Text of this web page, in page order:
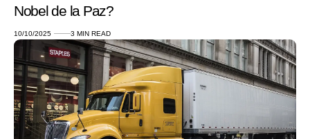
Nobel de la Paz?
10/10/2025 3 MIN READ